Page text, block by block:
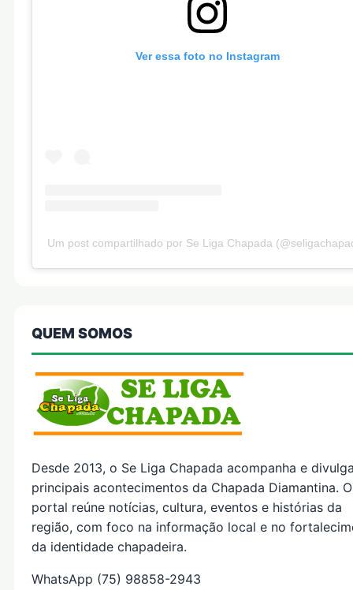
Ver essa foto no Instagram
Um post compartilhado por Se Liga Chapada
QUEM SOMOS
Desde 2013, o Se Liga Chapada acompanha e
principais acontecimentos da Chapada Diamantina. O
portal reúne notícias, cultura, eventos e histórias da
região, com foco na informação local e no
da identidade chapadeira.
WhatsApp (75) 98858-2943